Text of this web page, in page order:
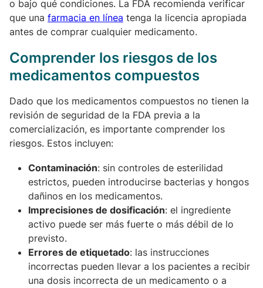
o bajo qué condiciones. La FDA recomienda verificar
que una farmacia en línea tenga la licencia apropiada
antes de comprar cualquier medicamento.
Comprender los riesgos de los
medicamentos compuestos
Dado que los medicamentos compuestos no tienen la
revisión de seguridad de la FDA previa a la
comercialización, es importante comprender los
riesgos. Estos incluyen:
Contaminación: sin controles de esterilidad
estrictos, pueden introducirse bacterias y hongos
dañinos en los medicamentos.
Imprecisiones de dosificación: el ingrediente
activo puede ser más fuerte o más débil de lo
previsto.
Errores de etiquetado: las instrucciones
incorrectas pueden llevar a los pacientes a recibir
una dosis incorrecta de un medicamento o a